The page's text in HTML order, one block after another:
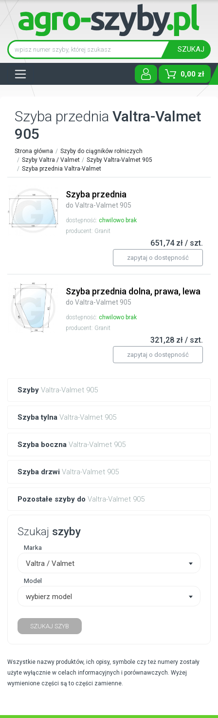
SZUKAJ
0,00 zł
Szyby Valtra-Valmet 905
Szyba tylna Valtra-Valmet 905
Szyba boczna Valtra-Valmet 905
Szyba drzwi Valtra-Valmet 905
Pozostałe szyby do Valtra-Valmet 905
Szukaj szyby
Marka
Valtra / Valmet
Model
wybierz model
SZUKAJ SZYB
Szyba przednia Valtra-Valmet
905
Strona główna
Szyby do ciągników rolniczych
Szyby Valtra / Valmet
Szyby Valtra-Valmet 905
Szyba przednia Valtra-Valmet
Szyba przednia
do Valtra-Valmet 905
dostępność: chwilowo brak
producent: Granit
651,74 zł / szt.
zapytaj o dostępność
Szyba przednia dolna, prawa, lewa
do Valtra-Valmet 905
dostępność: chwilowo brak
producent: Granit
321,28 zł / szt.
zapytaj o dostępność
Wszystkie nazwy produktów, ich opisy, symbole czy też numery zostały
użyte wyłącznie w celach informacyjnych i porównawczych. Wyżej
wymienione części są to części zamienne.